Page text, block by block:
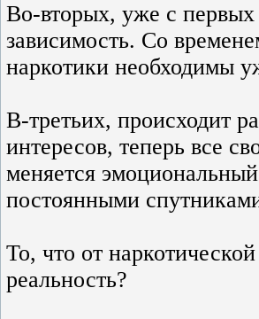
Во-вторых, уже с
зависимость. Со
наркотики необходимы
В-третьих, происходит
интересов, теперь все
меняется
постоянными
То, что от
реальность?